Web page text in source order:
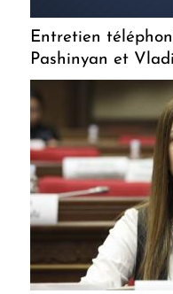
Entretien
Pashinyan et